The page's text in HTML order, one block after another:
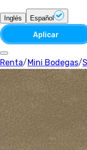
Inglés Español
Aplicar
Renta/ Mini Bodegas/